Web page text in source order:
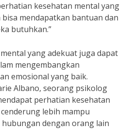
kesehatan mental yang
mendapatkan bantuan dan
butuhkan.”
yang adekuat juga dapat
mengembangkan
emosional yang baik.
Albano, seorang psikolog
perhatian kesehatan
lebih mampu
dengan orang lain